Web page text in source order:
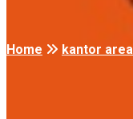
Home kantor area